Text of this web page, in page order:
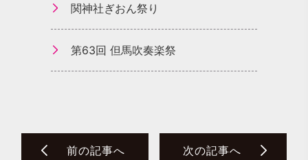
関神社ぎおん祭り
第63回 但馬吹奏楽祭
前の記事へ 次の記事へ